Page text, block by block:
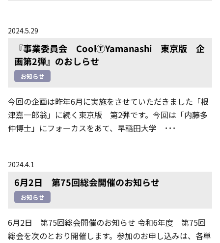
2024.5.29
『事業委員会 CoolⓉYamanashi 東京版 企
画第2弾』のおしらせ
お知らせ
今回の企画は昨年6月に実施をさせていただきました「根
津嘉一郎翁」に続く東京版 第2弾です。今回は「内藤多
仲博士」にフォーカスをあて、早稲田大学 ･･･
2024.4.1
6月2日 第75回総会開催のお知らせ
お知らせ
6月2日 第75回総会開催のお知らせ 令和6年度 第75回
総会を次のとおり開催します。参加のお申し込みは、各単